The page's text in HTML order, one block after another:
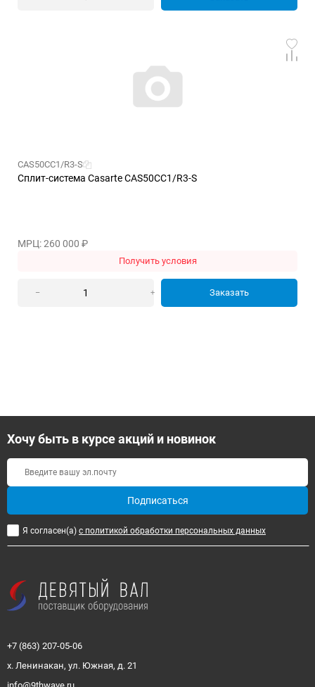
CAS50CC1/R3-S
Сплит-система Casarte CAS50CC1/R3-S
МРЦ: 260 000 ₽
Получить условия
– + Заказать
Хочу быть в курсе акций и новинок
Подписаться
Я согласен(a) с политикой обработки персональных данных
+7 (863) 207-05-06
х. Ленинакан, ул. Южная, д. 21